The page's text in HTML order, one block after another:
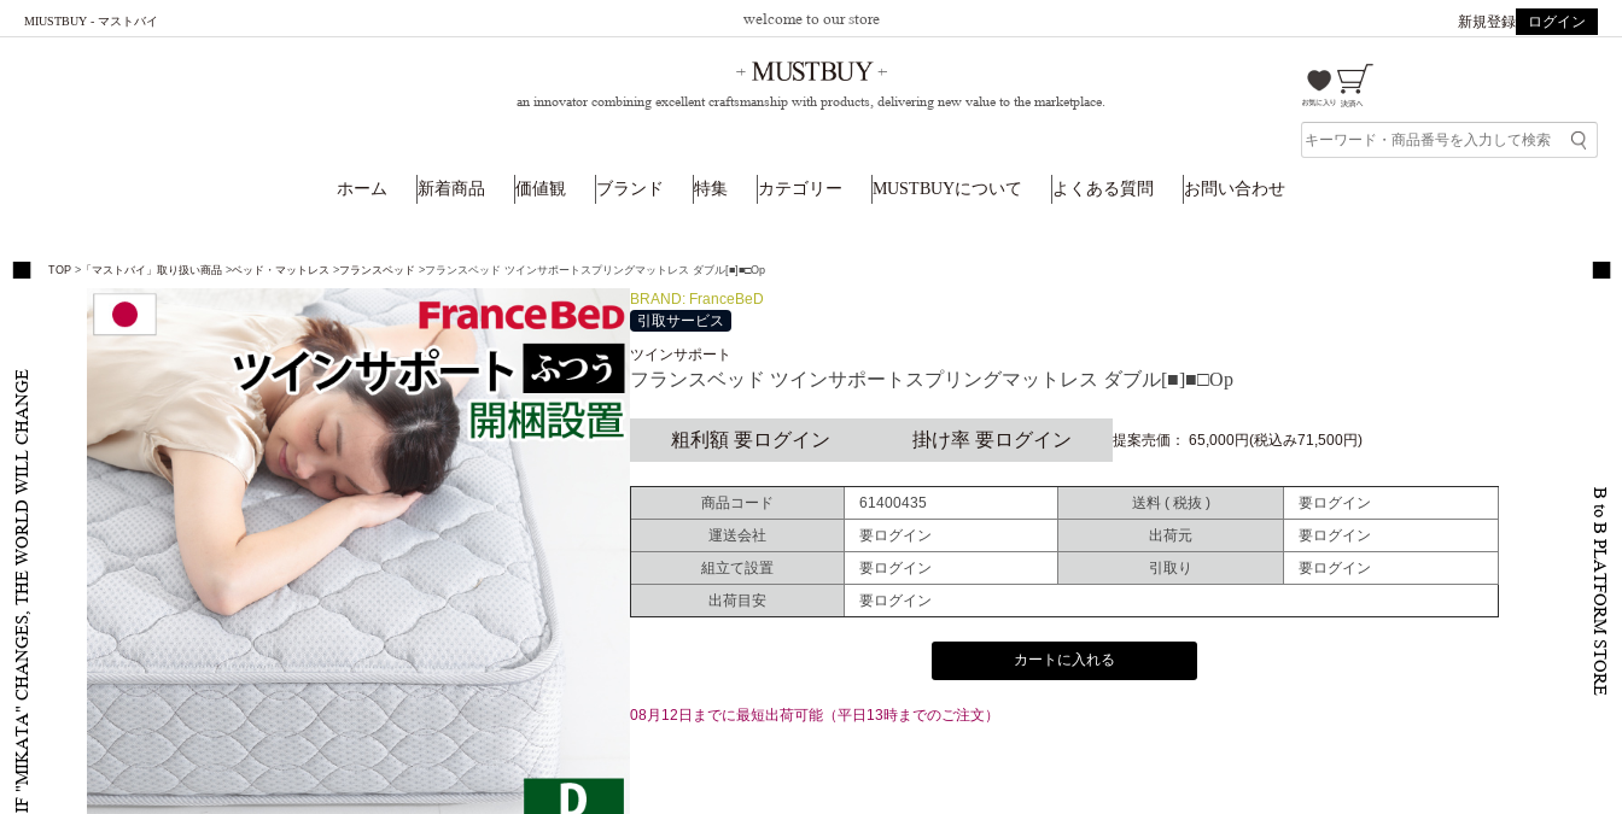
MIUSTBUY - マストバイ welcome to our store 新規登録 ログイン
an innovator combining excellent craftsmanship with products,delivering new value to the marketplace.
ホーム 新着商品 価値観 ブランド 特集 カテゴリー MUSTBUYについて よくある質問 お問い合わせ
TOP > 「マストバイ」取り扱い商品 >ベッド・マットレス >フランスベッド >フランスベッド ツインサポートスプリングマットレス ダブル[■]■□Op
BRAND: FranceBeD
引取サービス
ツインサポート
フランスベッド ツインサポートスプリングマットレス ダブル[■]■□Op
粗利額 要ログイン 掛け率 要ログイン 提案売価： 65,000円(税込み71,500円)
商品コード 61400435 送料 ( 税抜 )
要ログイン
運送会社
要ログイン 出荷元
要ログイン
組立て設置
要ログイン 引取り
要ログイン
出荷目安
要ログイン
カートに入れる
08月12日までに最短出荷可能（平日13時までのご注文）
IF "MIKATA" CHANGES, THE WORLD WILL CHANGE B to B PLATFORM STORE